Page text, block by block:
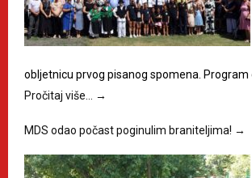
obljetnicu prvog pisanog spomena. Program
Pročitaj više…
→
MDS odao počast poginulim braniteljima! →